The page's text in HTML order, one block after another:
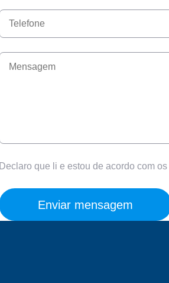
Declaro que li e estou de acordo com os